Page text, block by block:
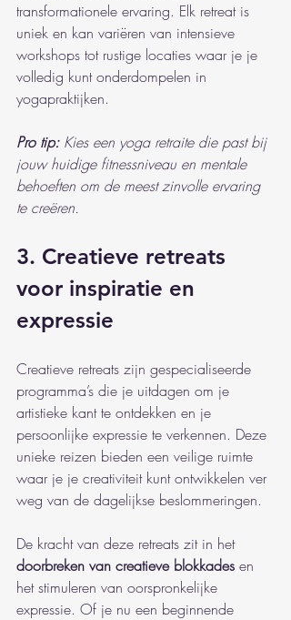
transformationele ervaring. Elk retreat is
uniek en kan variëren van intensieve
workshops tot rustige locaties waar je je
volledig kunt onderdompelen in
yogapraktijken.
Pro tip: Kies een yoga retraite die past bij
jouw huidige fitnessniveau en mentale
behoeften om de meest zinvolle ervaring
te creëren.
3. Creatieve retreats
voor inspiratie en
expressie
Creatieve retreats zijn gespecialiseerde
programma’s die je uitdagen om je
artistieke kant te ontdekken en je
persoonlijke expressie te verkennen. Deze
unieke reizen bieden een veilige ruimte
waar je je creativiteit kunt ontwikkelen ver
weg van de dagelijkse beslommeringen.
De kracht van deze retreats zit in het
doorbreken van creatieve blokkades en
het stimuleren van oorspronkelijke
expressie. Of je nu een beginnende